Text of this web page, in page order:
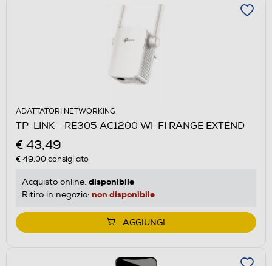
ADATTATORI NETWORKING
TP-LINK - RE305 AC1200 WI-FI RANGE EXTEND
€ 43,49
€ 49,00consigliato
Acquisto online: disponibile
Ritiro in negozio: non disponibile
AGGIUNGI